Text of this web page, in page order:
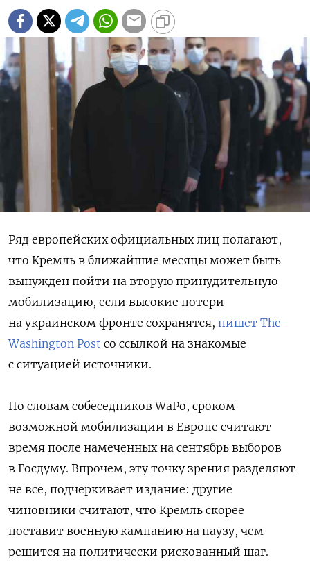
Ряд европейских официальных лиц полагают,
что Кремль в ближайшие месяцы может быть
вынужден пойти на вторую принудительную
мобилизацию, если высокие потери
на украинском фронте сохранятся, пишет The
Washington Post со ссылкой на знакомые
с ситуацией источники.
По словам собеседников WaPo, сроком
возможной мобилизации в Европе считают
время после намеченных на сентябрь выборов
в Госдуму. Впрочем, эту точку зрения разделяют
не все, подчеркивает издание: другие
чиновники считают, что Кремль скорее
поставит военную кампанию на паузу, чем
решится на политически рискованный шаг.